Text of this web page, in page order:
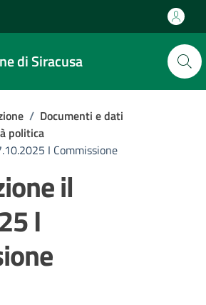
di Siracusa
/ Documenti e dati
politica
I Commissione
il
I